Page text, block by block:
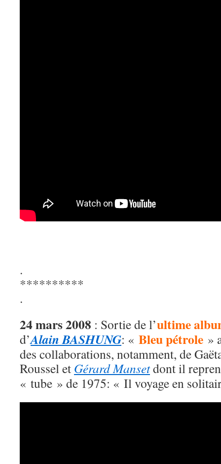
.
**********
.
24 mars 2008 : Sortie de l’ultime
d’Alain BASHUNG: « Bleu pétrole »
des collaborations, notamment, de
Roussel et Gérard Mansetdont il
« tube » de 1975: « Il voyage en